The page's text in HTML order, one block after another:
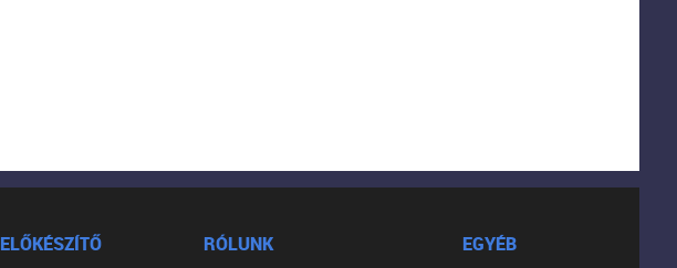
ELŐKÉSZÍTŐ
RÓLUNK
EGYÉB